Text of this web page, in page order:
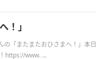
！」
「またまたおひさまへ！」本日
https://www. ...